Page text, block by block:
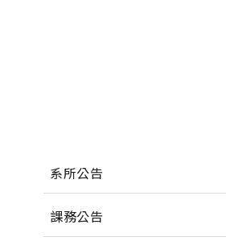
系所公告
課務公告